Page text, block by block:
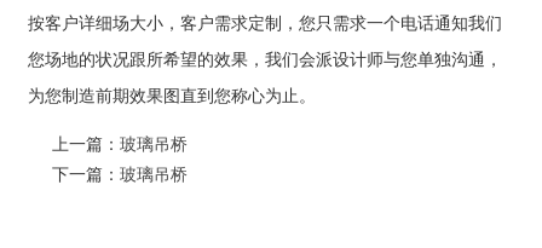
按客户详细场大小，客户需求定制，您只需求一个电话通知我们
您场地的状况跟所希望的效果，我们会派设计师与您单独沟通，
为您制造前期效果图直到您称心为止。
上一篇：玻璃吊桥
下一篇：玻璃吊桥